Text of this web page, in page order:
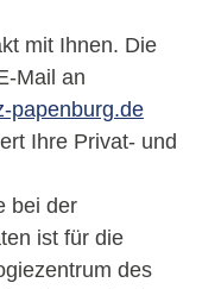
mit Ihnen. Die
Mail an
papenburg.de
Ihre Privat- und
bei der
ist für die
des